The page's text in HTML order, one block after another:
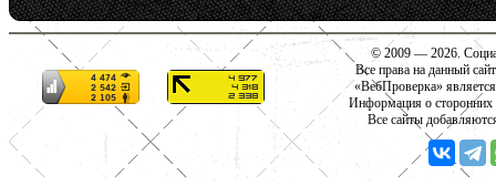
© 2009 — 2026.
Все права на данный
«ВебПроверка»
Информация о сторонних
Все сайты